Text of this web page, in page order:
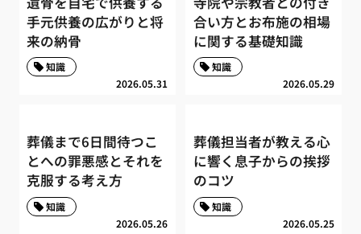
手元供養の広がりと将
来の納骨
2026.05.31
知識
合い方とお布施の相場
に関する基礎知識
2026.05.29
知識
葬儀まで6日間待つこ
とへの罪悪感とそれを
克服する考え方
2026.05.26
知識
葬儀担当者が教える心
に響く息子からの挨拶
のコツ
2026.05.25
知識